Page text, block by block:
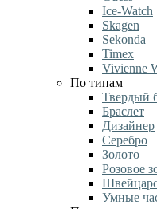
Ice-Watch
Skagen
Sekonda
Timex
Vivienne
По типам
Твердый
Браслет
Дизайнер
Серебро
Золото
Розовое
Умные